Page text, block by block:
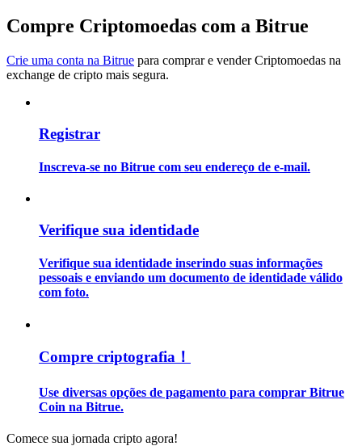
Guia
Estratégias de negociação
Aprenda como se manter lucrativo
Compre Criptomoedas com a Bitrue
Crie uma conta na Bitrue para comprar e vender Criptomoedas na
exchange de cripto mais segura.
Registrar
Inscreva-se no Bitrue com seu endereço de e-mail.
Verifique sua identidade
Verifique sua identidade inserindo suas informações
pessoais e enviando um documento de identidade válido
com foto.
Compre criptografia！
Use diversas opções de pagamento para comprar Bitrue
Coin na Bitrue.
Comece sua jornada cripto agora!